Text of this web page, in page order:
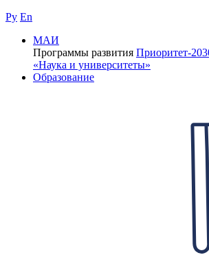
Ру En
МАИ
Программы развития Приоритет-
«Наука и университеты»
Образование